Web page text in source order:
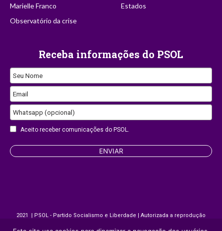
Marielle Franco
Observatório da crise
Estados
Receba informações do PSOL
Seu Nome
Email
Your
Website
Whatsapp (opcional)
Aceito receber comunicações do PSOL.
ENVIAR
2021 | PSOL - Partido Socialismo e Liberdade | Autorizada a reprodução
desde que citada a fonte.